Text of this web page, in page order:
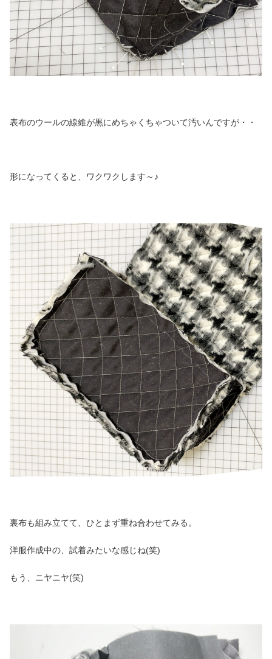
表布のウールの線維が黒にめちゃくちゃついて汚いんですが・・
形になってくると、ワクワクします～♪
裏布も組み立てて、ひとまず重ね合わせてみる。
洋服作成中の、試着みたいな感じね(笑)
もう、ニヤニヤ(笑)